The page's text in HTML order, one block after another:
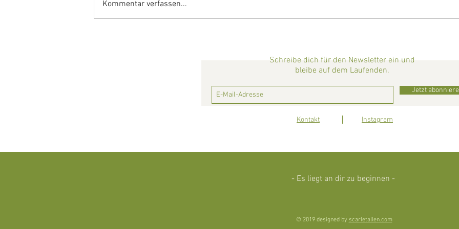
5 Abendessen aus dem Ofen
Kommentar verfassen...
Jetzt
Schreibe dich für den Newsletter ein und
bleibe auf dem Laufenden.
Kontakt Instagram
- Es liegt an dir zu beginnen -
© 2019 designed by scarletallen.com